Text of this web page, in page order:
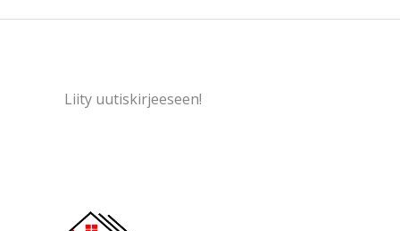
Liity uutiskirjeeseen!